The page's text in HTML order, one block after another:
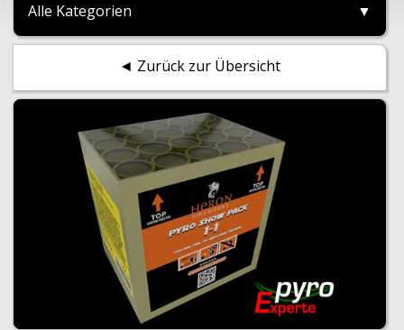
Alle Kategorien ▼
◄ Zurück zur Übersicht